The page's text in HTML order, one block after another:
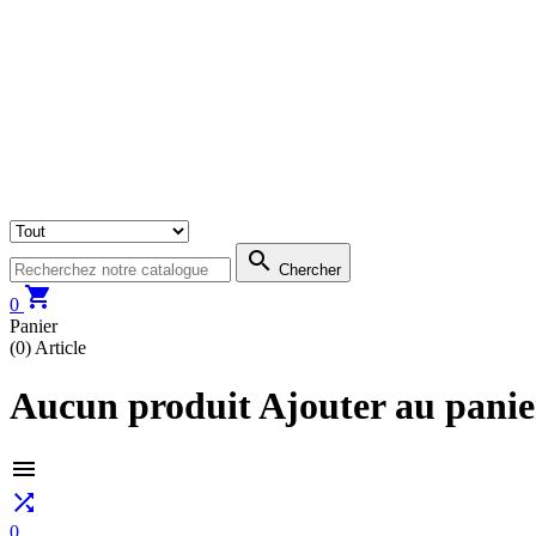
 Chercher
0 
Panier
(0) Article
Aucun produit Ajouter au


0